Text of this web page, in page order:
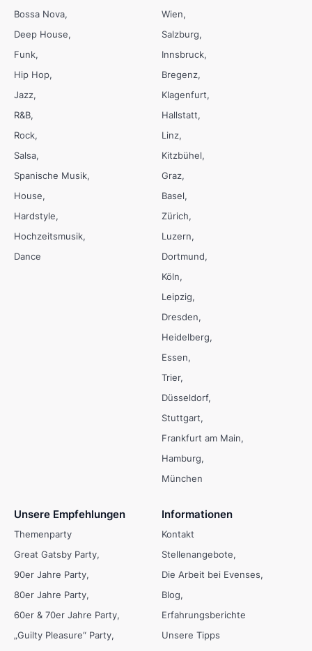
Bossa Nova
Deep House
Funk
Hip Hop
Jazz
R&B
Rock
Salsa
Spanische Musik
House
Hardstyle
Hochzeitsmusik
Dance
Wien
Salzburg
Innsbruck
Bregenz
Klagenfurt
Hallstatt
Linz
Kitzbühel
Graz
Basel
Zürich
Luzern
Dortmund
Köln
Leipzig
Dresden
Heidelberg
Essen
Trier
Düsseldorf
Stuttgart
Frankfurt am Main
Hamburg
München
Unsere Empfehlungen
Themenparty
Great Gatsby Party
90er Jahre Party
80er Jahre Party
60er & 70er Jahre Party
„Guilty Pleasure“ Party
Informationen
Kontakt
Stellenangebote
Die Arbeit bei Evenses
Blog
Erfahrungsberichte
Unsere Tipps